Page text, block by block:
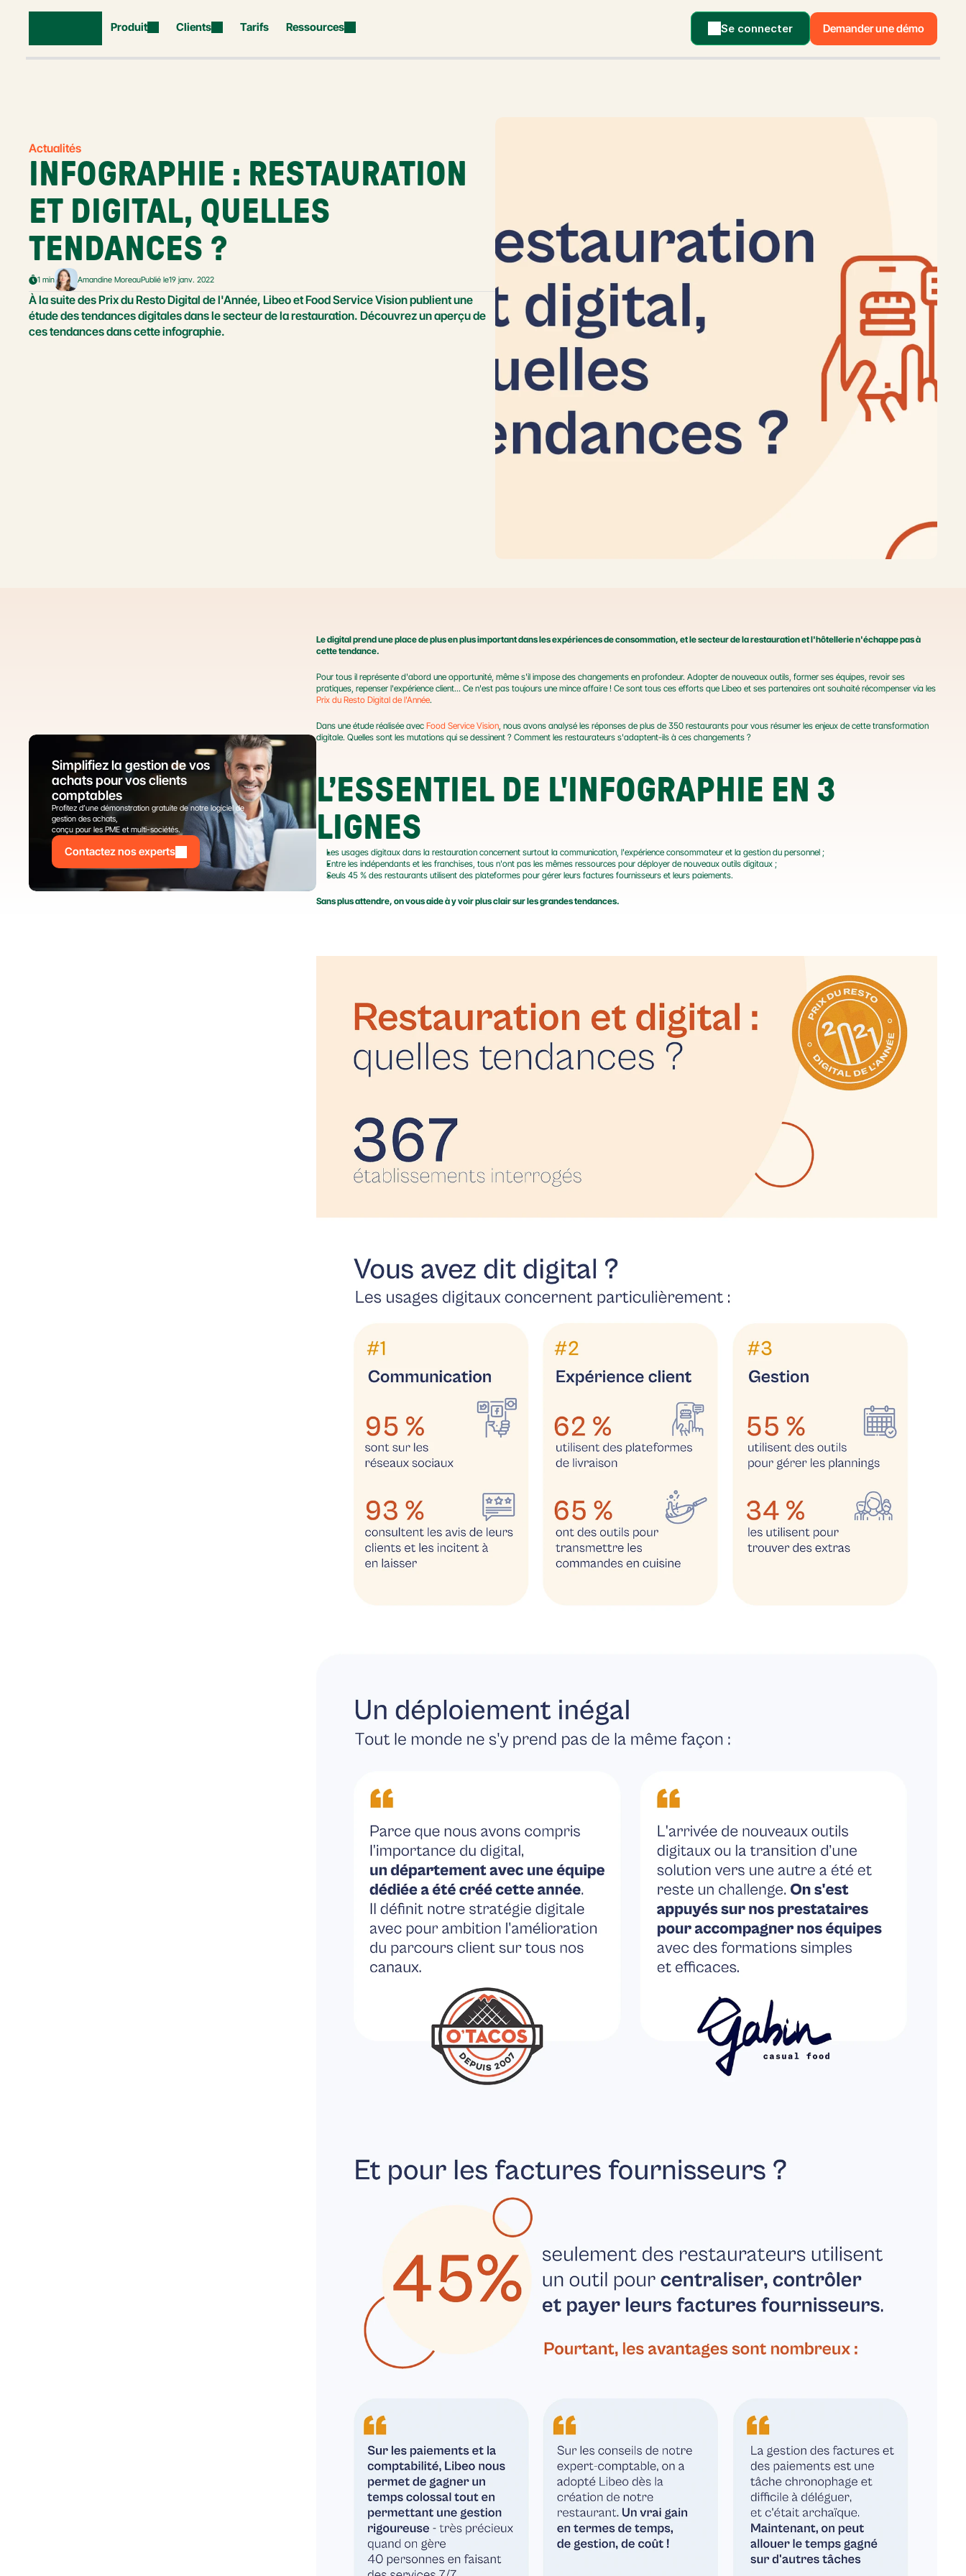
Produit Clients Tarifs Ressources Se connecter Demander une démo
Actualités
INFOGRAPHIE : RESTAURATION
ET DIGITAL, QUELLES
TENDANCES ?
1 min Amandine MoreauPublié le19 janv. 2022
À la suite des Prix du Resto Digital de l'Année, Libeo et Food Service Vision publient une
étude des tendances digitales dans le secteur de la restauration. Découvrez un aperçu de
ces tendances dans cette infographie.
Simplifiez la gestion de vos
achats pour vos clients
comptables
Profitez d’une démonstration gratuite de notre logiciel de
gestion des achats,
conçu pour les PME et multi-sociétés.
Contactez nos experts
Le digital prend une place de plus en plus important dans les expériences de consommation, et le secteur de la restauration et l'hôtellerie n'échappe pas à
cette tendance.
Pour tous il représente d'abord une opportunité, même s'il impose des changements en profondeur. Adopter de nouveaux outils, former ses équipes, revoir ses
Prix du Resto Digital de l'Année.
Dans une étude réalisée avec Food Service Vision, nous avons analysé les réponses de plus de 350 restaurants pour vous résumer les enjeux de cette transformation
digitale. Quelles sont les mutations qui se dessinent ? Comment les restaurateurs s'adaptent-ils à ces changements ?
L’ESSENTIEL DE L'INFOGRAPHIE EN 3
LIGNES
Les usages digitaux dans la restauration concernent surtout la communication, l'expérience consommateur et la gestion du personnel ;
Entre les indépendants et les franchises, tous n'ont pas les mêmes ressources pour déployer de nouveaux outils digitaux ;
Seuls 45 % des restaurants utilisent des plateformes pour gérer leurs factures fournisseurs et leurs paiements.
Sans plus attendre, on vous aide à y voir plus clair sur les grandes tendances.